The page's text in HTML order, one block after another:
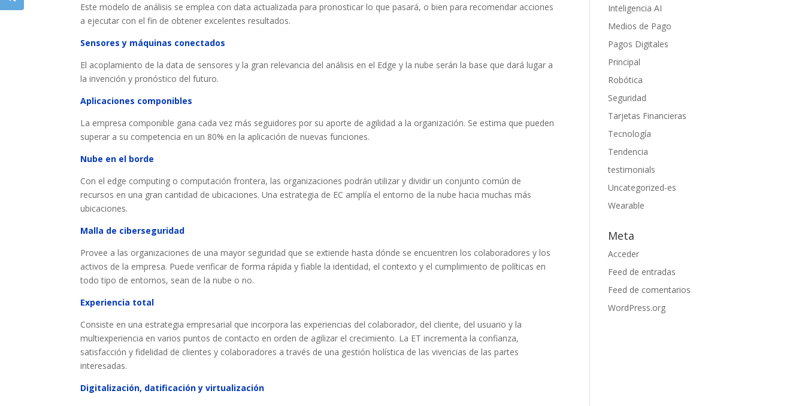
Este modelo de análisis se emplea con data actualizada para pronosticar lo que pasará, o bien para recomendar acciones
a ejecutar con el fin de obtener excelentes resultados.
Sensores y máquinas conectados
El acoplamiento de la data de sensores y la gran relevancia del análisis en el Edge y la nube serán la base que dará lugar a
la invención y pronóstico del futuro.
Aplicaciones componibles
La empresa componible gana cada vez más seguidores por su aporte de agilidad a la organización. Se estima que pueden
superar a su competencia en un 80% en la aplicación de nuevas funciones.
Nube en el borde
Con el edge computing o computación frontera, las organizaciones podrán utilizar y dividir un conjunto común de
recursos en una gran cantidad de ubicaciones. Una estrategia de EC amplía el entorno de la nube hacia muchas más
ubicaciones.
Malla de ciberseguridad
Provee a las organizaciones de una mayor seguridad que se extiende hasta dónde se encuentren los colaboradores y los
activos de la empresa. Puede verificar de forma rápida y fiable la identidad, el contexto y el cumplimiento de políticas en
todo tipo de entornos, sean de la nube o no.
Experiencia total
Consiste en una estrategia empresarial que incorpora las experiencias del colaborador, del cliente, del usuario y la
multiexperiencia en varios puntos de contacto en orden de agilizar el crecimiento. La ET incrementa la confianza,
satisfacción y fidelidad de clientes y colaboradores a través de una gestión holística de las vivencias de las partes
interesadas.
Digitalización, datificación y virtualización
Inteligencia AI
Medios de Pago
Pagos Digitales
Principal
Robótica
Seguridad
Tarjetas Financieras
Tecnología
Tendencia
testimonials
Uncategorized-es
Wearable
Meta
Acceder
Feed de entradas
Feed de comentarios
WordPress.org